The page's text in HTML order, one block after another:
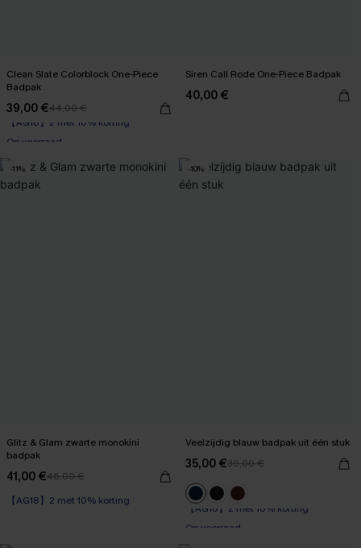
Clean Slate Colorblock One-Piece
Badpak
39,00 €44,00 €
【AG18】2 met 10% korting
Siren Call Rode One-Piece Badpak
40,00 €
-11%
Glitz & Glam zwarte monokini
badpak
41,00 €46,00 €
【AG18】2 met 10% korting
-10%
Veelzijdig blauw badpak uit één stuk
35,00 €39,00 €
【AG18】2 met 10% korting